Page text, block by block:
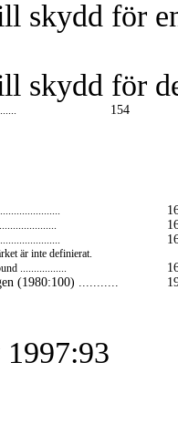
skydd för
skydd för
154
är inte definierat.
.................
(1980:100) ...........